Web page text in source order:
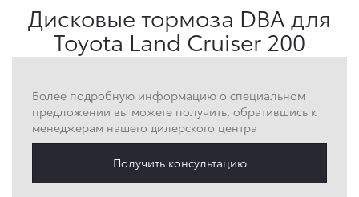
Дисковые тормоза DBA для
Toyota Land Cruiser 200
Более подробную информацию о специальном
предложении вы можете получить, обратившись к
менеджерам нашего дилерского центра
Получить консультацию